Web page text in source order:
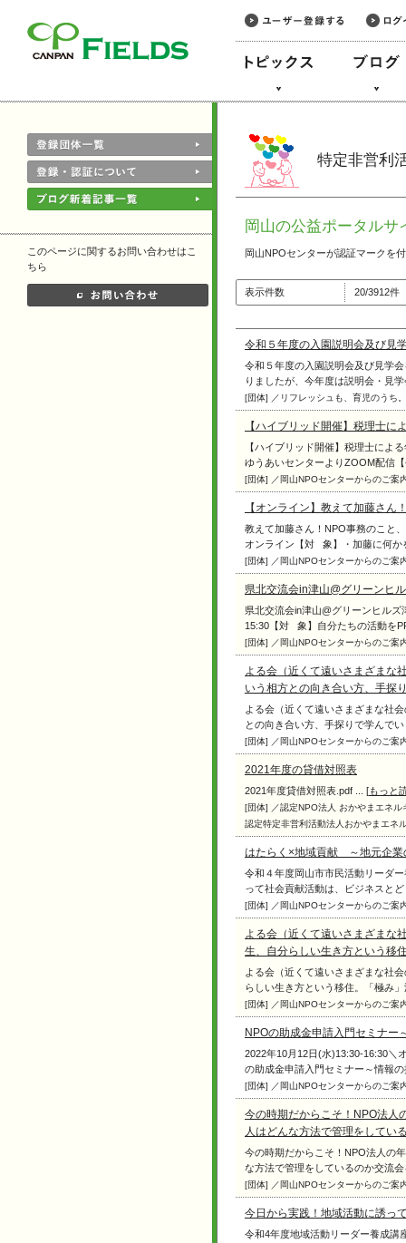
特定非営利
このページに関するお問い合わせはこ
ちら
岡山の公益ポータルサ
岡山NPOセンターが認証マークを
表示件数 20/3912件
令和５年度の入園説明会及び見
令和５年度の入園説明会及び見学
りましたが、今年度は説明会・見
[団体] ／リフレッシュも、育児のうち
【ハイブリッド開催】税理士に
【ハイブリッド開催】税理士によ
ゆうあいセンターよりZOOM配信
[団体] ／岡山NPOセンターからのご案
【オンライン】教えて加藤さん
教えて加藤さん！NPO事務のこと
オンライン【対 象】・加藤に何か
[団体] ／岡山NPOセンターからのご案
県北交流会in津山@グリーンヒ
県北交流会in津山@グリーンヒル
15:30【対 象】自分たちの活動を
[団体] ／岡山NPOセンターからのご案
よる会（近くて遠いさまざまな
いう相方との向き合い方、手探
よる会（近くて遠いさまざまな社
との向き合い方、手探りで学んで
[団体] ／岡山NPOセンターからのご案
2021年度の貸借対照表
2021年度貸借対照表.pdf ... [もっと
[団体] ／認定NPO法人 おかやまエネ
認定特定非営利活動法人おかやまエネ
はたらく×地域貢献 ～地元企業
令和４年度岡山市市民活動リーダ
って社会貢献活動は、ビジネスと
[団体] ／岡山NPOセンターからのご案
よる会（近くて遠いさまざまな
生、自分らしい生き方という移
よる会（近くて遠いさまざまな社
らしい生き方という移住。「極み
[団体] ／岡山NPOセンターからのご案
NPOの助成金申請入門セミナー
2022年10月12日(水)13:30-16:30＼
の助成金申請入門セミナー～情報
[団体] ／岡山NPOセンターからのご案
今の時期だからこそ！NPO法人
人はどんな方法で管理をしてい
今の時期だからこそ！NPO法人の
な方法で管理をしているのか交流
[団体] ／岡山NPOセンターからのご案
今日から実践！地域活動に誘っ
令和4年度地域活動リーダー養成講